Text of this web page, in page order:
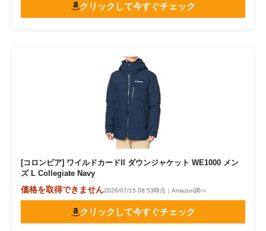
クリックして今すぐチェック
[コロンビア] ワイルドカードII ダウンジャケット WE1000 メン
ズ L Collegiate Navy
価格を取得できません2026/07/15 08:53時点｜Amazon調べ
クリックして今すぐチェック